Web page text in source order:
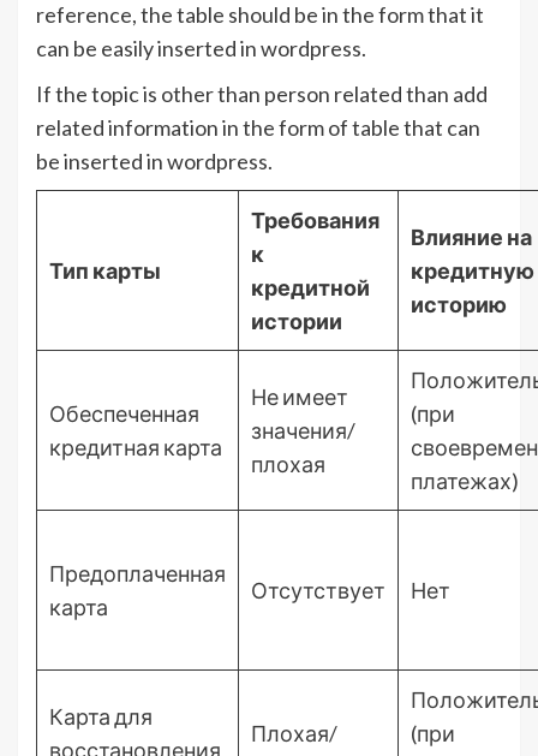
reference, the table should be in the form that it
can be easily inserted in wordpress.
If the topic is other than person related than add
related information in the form of table that can
be inserted in wordpress.
Тип карты
Требования
к
кредитной
истории
Влияние на
кредитную
историю
Обеспеченная
кредитная карта
Не имеет
значения/
плохая
(при
платежах)
Предоплаченная
карта
Отсутствует Нет
Карта для
восстановления
Плохая/
(при